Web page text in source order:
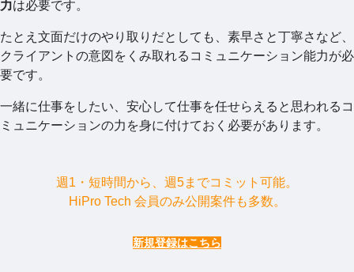
力は必要です。
たとえ文面だけのやり取りだとしても、素早さと丁寧さなど、
クライアントの意図をくみ取れるコミュニケーション能力が必
要です。
一緒に仕事をしたい、安心して仕事を任せらえると思われるコ
ミュニケーションの力を身に付けておく必要があります。
週1・短時間から、週5までコミット可能。
HiPro Tech 会員のみ公開案件も多数。
新規登録はこちら